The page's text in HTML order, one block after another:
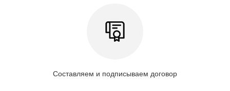
Составляем и подписываем договор